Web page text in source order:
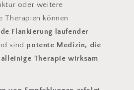
oder weitere
Therapien können
Flankierung laufender
sind potente Medizin, die
Therapie wirksam